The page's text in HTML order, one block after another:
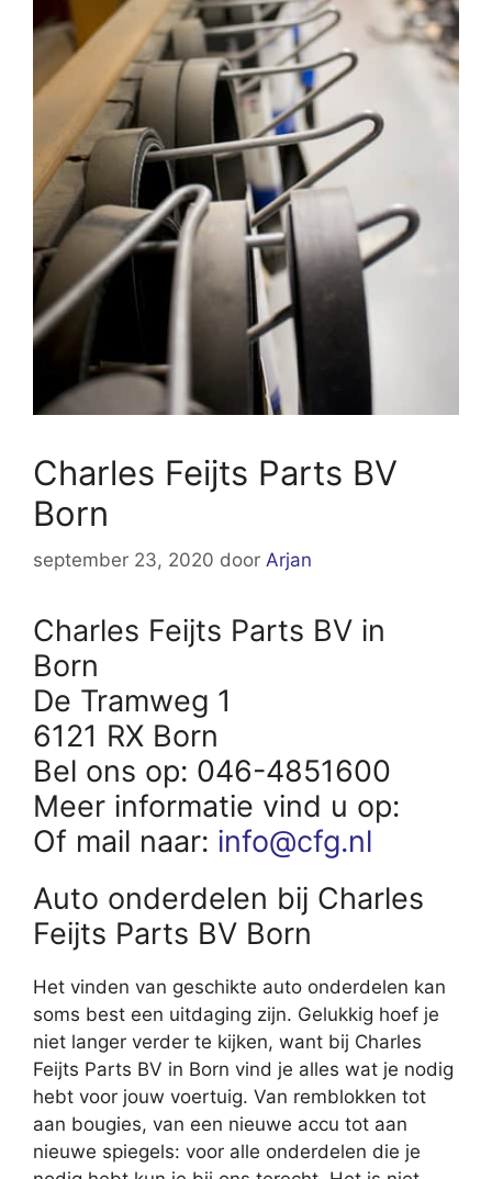
Charles Feijts Parts BV
Born
september 23, 2020 door Arjan
Charles Feijts Parts BV in
Born
De Tramweg 1
6121 RX Born
Bel ons op: 046-4851600
Meer informatie vind u op:
Of mail naar: info@cfg.nl
Auto onderdelen bij Charles
Feijts Parts BV Born
Het vinden van geschikte auto onderdelen kan
soms best een uitdaging zijn. Gelukkig hoef je
niet langer verder te kijken, want bij Charles
Feijts Parts BV in Born vind je alles wat je nodig
hebt voor jouw voertuig. Van remblokken tot
aan bougies, van een nieuwe accu tot aan
nieuwe spiegels: voor alle onderdelen die je